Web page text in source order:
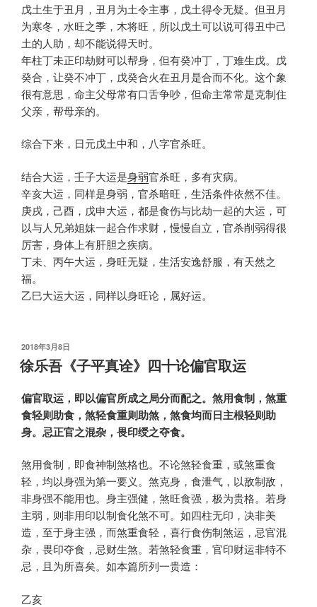
戊土生于丑月，丑月为土令主事，戊土得令无疑。但丑月
为寒冬，水旺之季，木将旺，所以戊土可以说可得丑中己
土的人助，却不能说得天时。
年柱丁未正印劫财可以帮身，但有癸冲丁，丁难生戊。戊
癸合，让癸不冲丁，戊癸合火在丑月是合而不化。这个象
很有意思，命主父母常有口舌争吵，但命主常常是克制住
父亲，帮母亲的。
综合下来，日元戊土中和，八字官杀旺。
结合大运，壬子大运是身弱官杀旺，多有灾病。
辛亥大运，同样是身弱，官杀暗旺，生活条件依然不佳。
庚戌，己酉，戊申大运，都是食伤与比劫一起的大运，可
以与人兄弟姐妹一起合作求财，慢慢自立，官杀削弱得很
厉害，身体上有肝胆之疾病。
丁未、丙午大运，身旺无疑，生活安逸舒服，有天然之
福。
乙巳大运大运，同样以身旺论，属好运。
发
布
于
2018年3月8日
徐乐吾《子平真诠》四十论偏官取运
偏官取运，即以偏官所成之局分而配之。煞用食制，煞重
食轻则助食，煞轻食重则助煞，煞食均而日主根轻则助
身。忌正官之混杂，畏印绶之夺食。
煞用食制，即食神制煞格也。不论煞轻食重，或煞重食
轻，均以身强为第一要义。煞克身，食泄气，以敌制敌，
非身强不能用也。身主强健，煞旺食强，极为贵格。若身
主弱，则非用印以制食化煞不可。如四柱无印，决非美
造，至于身主强，而煞重食轻，喜行食伤制煞运，忌官混
杂，畏印夺食，忌财生煞。若煞轻食重，官印财运非特不
忌，且为所喜矣。如本篇所列一贵造：
乙亥